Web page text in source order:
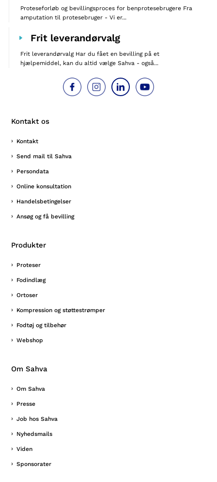
Proteseforløb og bevillingsproces for benprotesebrugere Fra
amputation til protesebruger - Vi er...
Frit leverandørvalg
Frit leverandørvalg Har du fået en bevilling på et
hjælpemiddel, kan du altid vælge Sahva - også...
Kontakt os
Kontakt
Send mail til Sahva
Persondata
Online konsultation
Handelsbetingelser
Ansøg og få bevilling
Produkter
Proteser
Fodindlæg
Ortoser
Kompression og støttestrømper
Fodtøj og tilbehør
Webshop
Om Sahva
Om Sahva
Presse
Job hos Sahva
Nyhedsmails
Viden
Sponsorater